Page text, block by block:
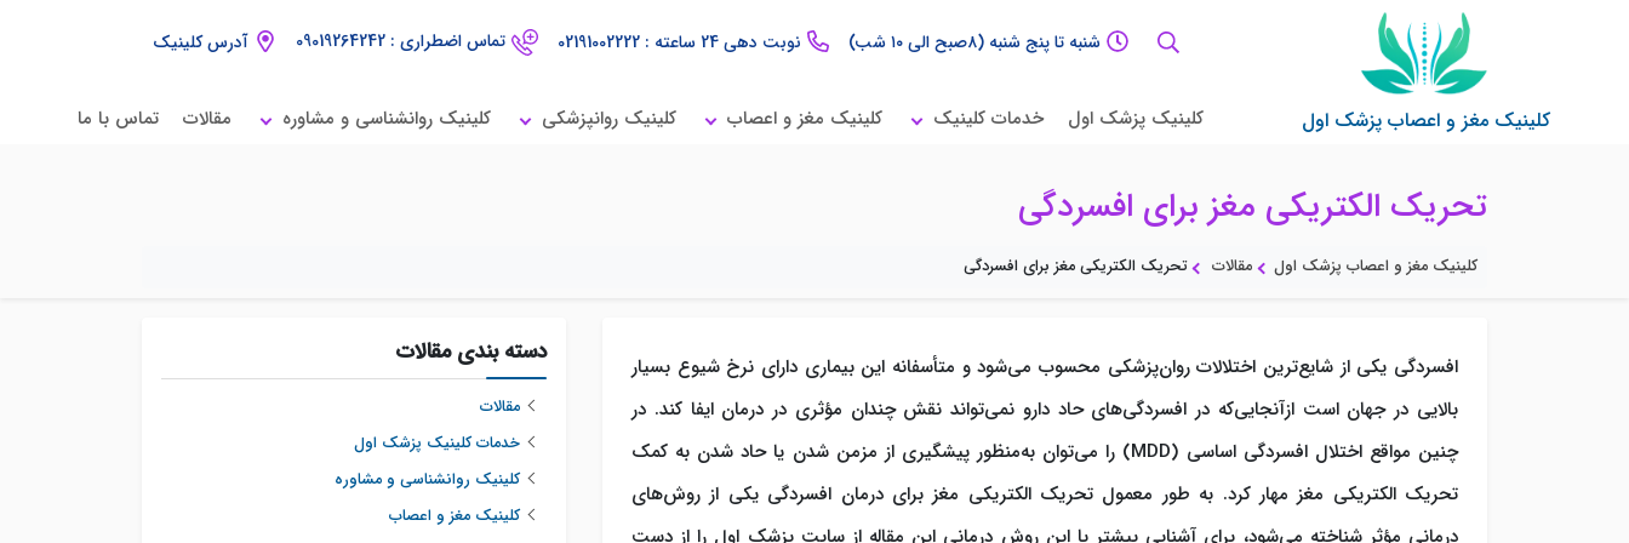
کلینیک مغز و اعصاب پزشک اول
شنبه تا پنج شنبه (۸صبح الی ۱۰ شب) نوبت دهی 24 ساعته : 02191002222 تماس اضطراری : 09019264242 آدرس کلینیک
کلینیک پزشک اول خدمات کلینیک کلینیک مغز و اعصاب کلینیک روانپزشکی کلینیک روانشناسی و مشاوره مقالات تماس با ما
تحریک الکتریکی مغز برای افسردگی
کلینیک مغز و اعصاب پزشک اول مقالات تحریک الکتریکی مغز برای افسردگی
افسردگی یکی از شایع‌ترین اختلالات روان‌پزشکی محسوب می‌شود و متأسفانه این بیماری دارای نرخ شیوع بسیار
بالایی در جهان است ازآنجایی‌که در افسردگی‌های حاد دارو نمی‌تواند نقش چندان مؤثری در درمان ایفا کند. در
چنین مواقع اختلال افسردگی اساسی (MDD) را می‌توان به‌منظور پیشگیری از مزمن شدن یا حاد شدن به کمک
تحریک الکتریکی مغز مهار کرد. به طور معمول تحریک الکتریکی مغز برای درمان افسردگی یکی از روش‌های
درمانی مؤثر شناخته می‌شود، برای آشنایی بیشتر با این روش درمانی این مقاله از سایت پزشک اول را از دست
دسته بندی مقالات
مقالات
خدمات کلینیک پزشک اول
کلینیک روانشناسی و مشاوره
کلینیک مغز و اعصاب